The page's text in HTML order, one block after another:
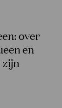
over
en
zijn